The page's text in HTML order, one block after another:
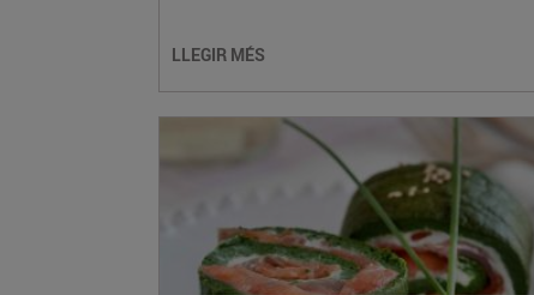
LLEGIR MÉS